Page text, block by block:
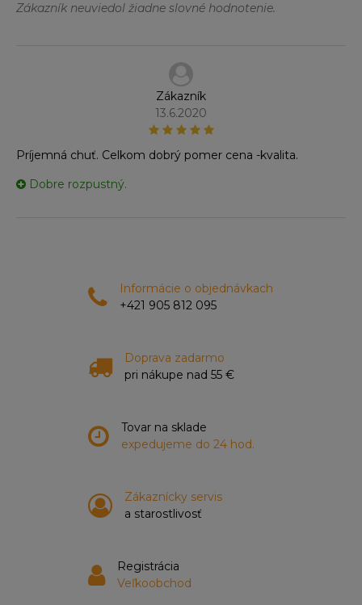
Zákazník neuviedol žiadne slovné hodnotenie.
Zákazník
13.6.2020
Príjemná chuť. Celkom dobrý pomer cena -kvalita.
Dobre rozpustný.
Informácie o objednávkach
+421 905 812 095
Doprava zadarmo
pri nákupe nad 55 €
Tovar na sklade
expedujeme do 24 hod.
Zákaznícky servis
a starostlivosť
Registrácia
Veľkoobchod